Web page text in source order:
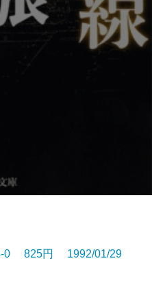
0 825円 1992/01/29